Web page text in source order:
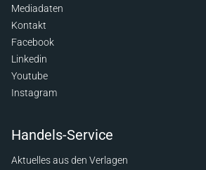
Mediadaten
Kontakt
Facebook
Linkedin
Youtube
Instagram
Handels-Service
Aktuelles aus den Verlagen